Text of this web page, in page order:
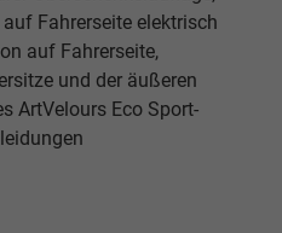
Fahrerseite elektrisch
auf Fahrerseite,
und der äußeren
ArtVelours Eco Sport-